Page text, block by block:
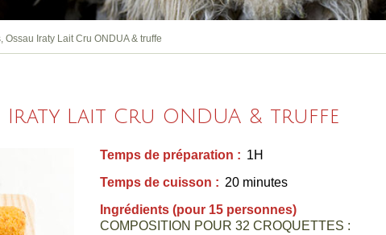
Ossau Iraty Lait Cru ONDUA & truffe
Iraty Lait Cru ONDUA & truffe
Temps de préparation : 1H
Temps de cuisson : 20 minutes
Ingrédients (pour 15 personnes)
COMPOSITION POUR 32 CROQUETTES :